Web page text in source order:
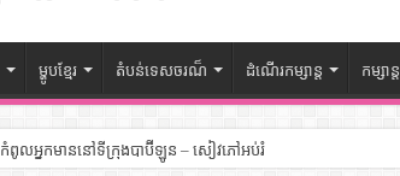
ម្ហូបខ្មែរ តំបន់ទេសចរណ៏ ដំណើរកម្សាន្ត កម្សាន្ត
កំពូលអ្នកមាននៅទីក្រុងបាប៊ីឡូន – សៀវភៅអប់រំ